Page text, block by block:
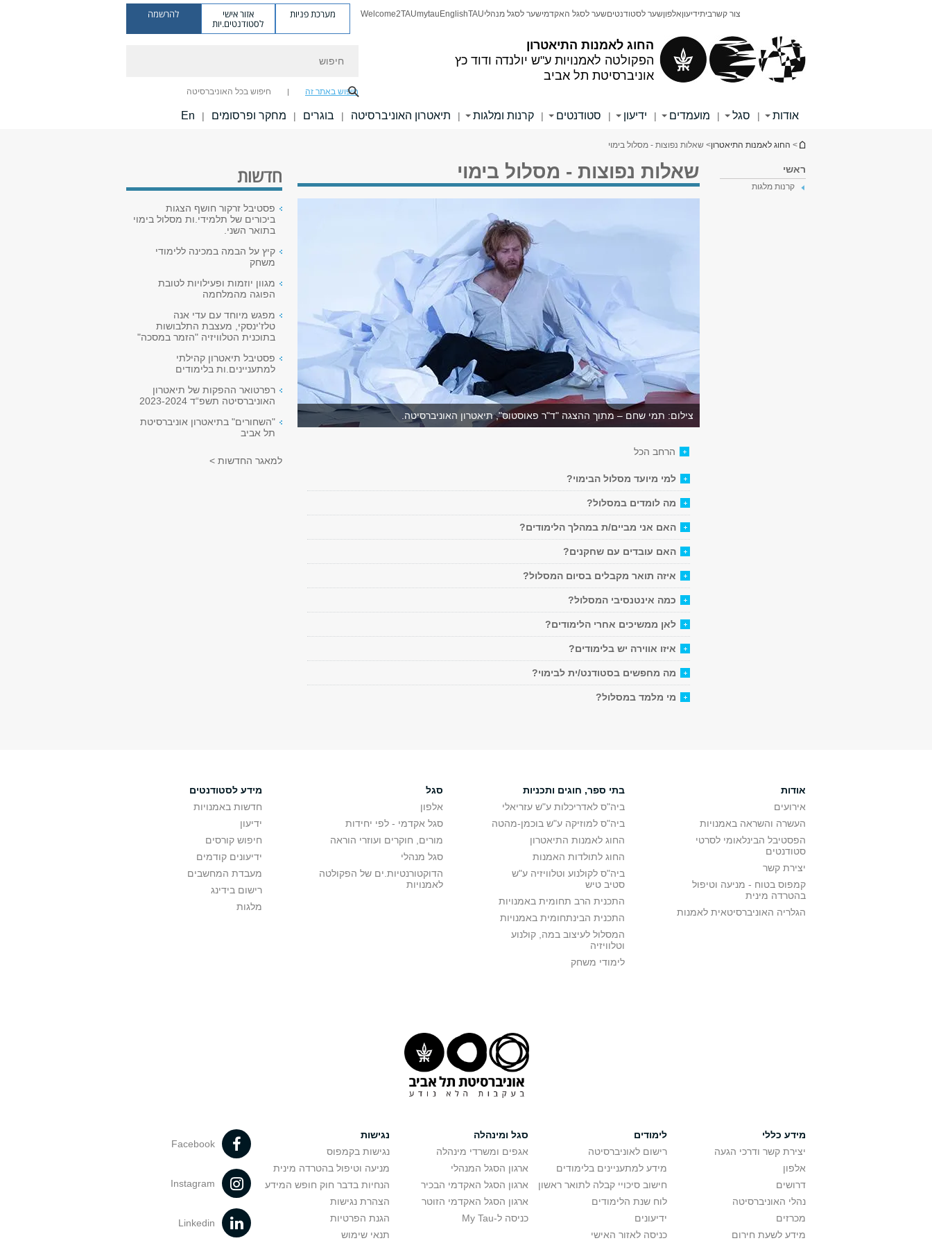
החוג לאמנות התיאטרון
הפקולטה לאמנויות ע"ש יולנדה ודוד כץ
אוניברסיטת תל אביב
צור קשרביתידיעוןאלפוןשער לסטודנטיםשער לסגל האקדמישער לסגל מנהליTAU
English
mytau
Welcome2TAU מערכת פניות אזור אישי
לסטודנטים.יות
להרשמה
חיפוש באתר זה חיפוש בכל האוניברסיטה
אודות | סגל | מועמדים | ידיעון | סטודנטים | קרנות ומלגות | תיאטרון האוניברסיטה | בוגרים | מחקר ופרסומים |
En
הינך נמצא כאן
> החוג לאמנות התיאטרון> שאלות נפוצות - מסלול בימוי
ראשי
קרנות מלגות
שאלות נפוצות - מסלול בימוי
צילום: תמי שחם – מתוך ההצגה "ד"ר פאוסטוס", תיאטרון האוניברסיטה.
הרחב הכל
למי מיועד מסלול הבימוי?
מה לומדים במסלול?
האם אני מביים/ת במהלך הלימודים?
האם עובדים עם שחקנים?
איזה תואר מקבלים בסיום המסלול?
כמה אינטנסיבי המסלול?
לאן ממשיכים אחרי הלימודים?
איזו אווירה יש בלימודים?
מה מחפשים בסטודנט/ית לבימוי?
מי מלמד במסלול?
חדשות
פסטיבל זרקור חושף הצגות
ביכורים של תלמידי.ות מסלול בימוי
בתואר השני.
קיץ על הבמה במכינה ללימודי
משחק
מגוון יוזמות ופעילויות לטובת
הפוגה מהמלחמה
מפגש מיוחד עם עדי אנה
טלז'ינסקי, מעצבת התלבושות
בתוכנית הטלוויזיה "הזמר במסכה"
פסטיבל תיאטרון קהילתי
למתעניינים.ות בלימודים
רפרטואר ההפקות של תיאטרון
האוניברסיטה תשפ“ד 2023-2024
"השחורים" בתיאטרון אוניברסיטת
תל אביב
למאגר החדשות >
אודות
אירועים
העשרה והשראה באמנויות
הפסטיבל הבינלאומי לסרטי
סטודנטים
יצירת קשר
קמפוס בטוח - מניעה וטיפול
בהטרדה מינית
הגלריה האוניברסיטאית לאמנות
בתי ספר, חוגים ותכניות
ביה"ס לאדריכלות ע"ש עזריאלי
ביה"ס למוזיקה ע"ש בוכמן-מהטה
החוג לאמנות התיאטרון
החוג לתולדות האמנות
ביה"ס לקולנוע וטלוויזיה ע"ש
סטיב טיש
התכנית הרב תחומית באמנויות
התכנית הבינתחומית באמנויות
המסלול לעיצוב במה, קולנוע
וטלוויזיה
לימודי משחק
סגל
אלפון
סגל אקדמי - לפי יחידות
מורים, חוקרים ועוזרי הוראה
סגל מנהלי
הדוקטורנטיות.ים של הפקולטה
לאמנויות
מידע לסטודנטים
חדשות באמנויות
ידיעון
חיפוש קורסים
ידיעונים קודמים
מעבדת המחשבים
רישום בידינג
מלגות
מידע כללי
יצירת קשר ודרכי הגעה
אלפון
דרושים
נהלי האוניברסיטה
מכרזים
מידע לשעת חירום
לימודים
רישום לאוניברסיטה
מידע למתעניינים בלימודים
חישוב סיכויי קבלה לתואר ראשון
לוח שנת הלימודים
ידיעונים
כניסה לאזור האישי
סגל ומינהלה
אגפים ומשרדי מינהלה
ארגון הסגל המנהלי
ארגון הסגל האקדמי הבכיר
ארגון הסגל האקדמי הזוטר
כניסה ל-My Tau
נגישות
נגישות בקמפוס
מניעה וטיפול בהטרדה מינית
הנחיות בדבר חוק חופש המידע
הצהרת נגישות
הגנת הפרטיות
תנאי שימוש
Facebook
Instagram
Linkedin